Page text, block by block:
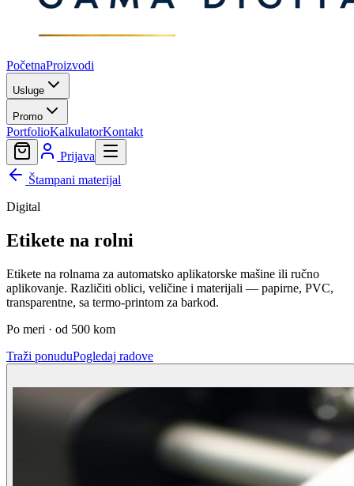
PočetnaProizvodi
Usluge
Promo
PortfolioKalkulatorKontakt
Prijava
Štampani materijal
Digital
Etikete na rolni
Etikete na rolnama za automatsko aplikatorske mašine ili ručno
aplikovanje. Različiti oblici, veličine i materijali — papirne, PVC,
transparentne, sa termo-printom za barkod.
Po meri · od 500 kom
Traži ponuduPogledaj radove